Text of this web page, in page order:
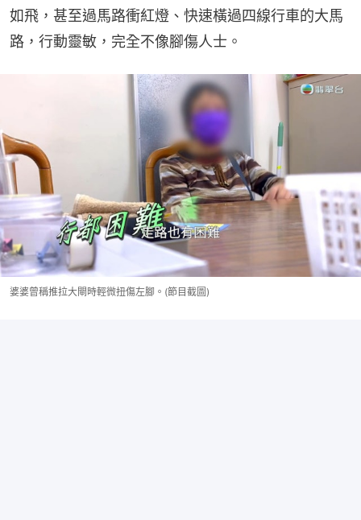
如飛，甚至過馬路衝紅燈、快速橫過四線行車的大馬
路，行動靈敏，完全不像腳傷人士。
婆婆曾稱推拉大閘時輕微扭傷左腳。(節目截圖)